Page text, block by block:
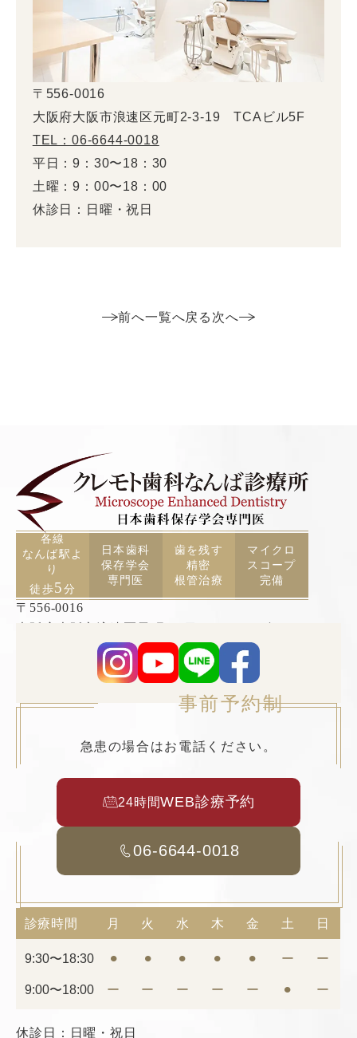
〒556-0016
大阪府大阪市浪速区元町2-3-19 TCAビル5F
TEL：06-6644-0018
平日：9：30〜18：30
土曜：9：00〜18：00
休診日：日曜・祝日
前へ一覧へ戻る 次へ
各線
なんば駅よ
り
徒歩5分
日本歯科
保存学会
専門医
歯を残す
精密
根管治療
マイクロ
スコープ
完備
〒556-0016
大阪府大阪市浪速区元町2丁目3−19 TCAビル5F
事前予約制
急患の場合はお電話ください。
24時間WEB診療予約
06-6644-0018
診療時間 月 火 水 木 金 土 日
9:30〜18:30 ⚫︎ ⚫︎ ⚫︎ ⚫︎ ⚫︎ ー ー
9:00〜18:00 ー ー ー ー ー ⚫︎ ー
休診日：日曜・祝日